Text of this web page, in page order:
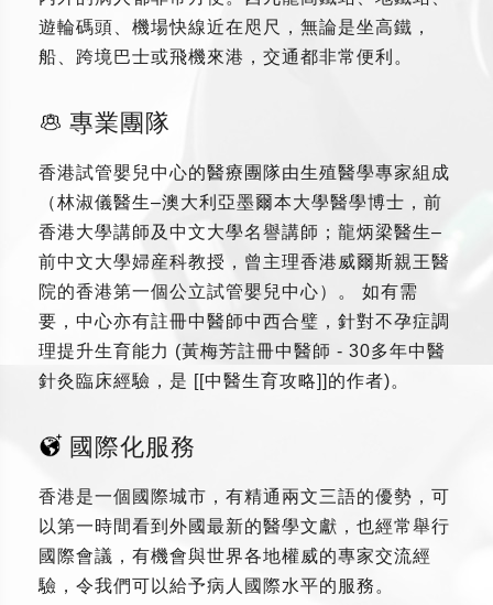
遊輪碼頭、機場快線近在咫尺，無論是坐高鐵，
船、跨境巴士或飛機來港，交通都非常便利。
專業團隊
香港試管嬰兒中心的醫療團隊由生殖醫學專家組成
（林淑儀醫生–澳大利亞墨爾本大學醫學博士，前
香港大學講師及中文大學名譽講師；龍炳梁醫生–
前中文大學婦産科教授，曾主理香港威爾斯親王醫
院的香港第一個公立試管嬰兒中心）。 如有需
要，中心亦有註冊中醫師中西合璧，針對不孕症調
理提升生育能力 (黃梅芳註冊中醫師 - 30多年中醫
針灸臨床經驗，是 [[中醫生育攻略]]的作者)。
國際化服務
香港是一個國際城市，有精通兩文三語的優勢，可
以第一時間看到外國最新的醫學文獻，也經常舉行
國際會議，有機會與世界各地權威的專家交流經
驗，令我們可以給予病人國際水平的服務。